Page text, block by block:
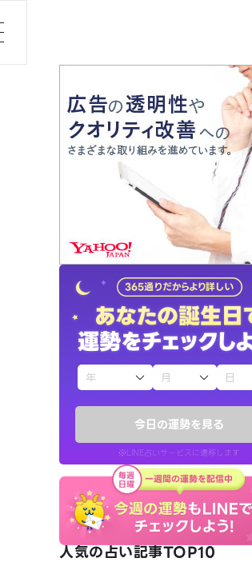
今日の運勢を見る
※LINE占いサービスに遷移します
人気の占い記事TOP10
トップ
ユーザーの声
占いの流れ
おすすめの占い師
よくある質問
えもじの子（占）12星座占い
お知らせ
LINE占いを開く